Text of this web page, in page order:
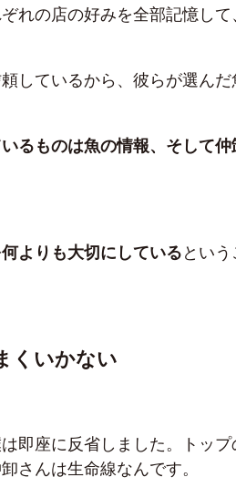
れの店の好みを全部記憶して
しているから、彼らが選んだ
るものは魚の情報、そして仲
よりも大切にしているとい
くいかない
即座に反省しました。トップ
さんは生命線なんです。